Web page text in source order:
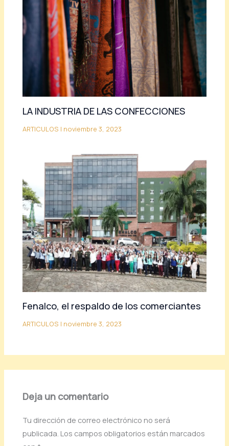
LA INDUSTRIA DE LAS CONFECCIONES
ARTICULOS | noviembre 3, 2023
Fenalco, el respaldo de los comerciantes
ARTICULOS | noviembre 3, 2023
Deja un comentario
Tu dirección de correo electrónico no será
publicada. Los campos obligatorios están marcados